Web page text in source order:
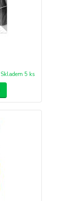
Skladem 5 ks